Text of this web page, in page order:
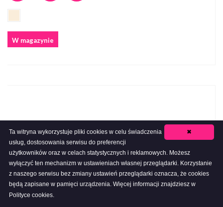
W magazynie
✖
Ta witryna wykorzystuje pliki cookies w celu świadczenia
usług, dostosowania serwisu do preferencji
użytkowników oraz w celach statystycznych i reklamowych. Możesz
wyłączyć ten mechanizm w ustawieniach własnej przeglądarki. Korzystanie
z naszego serwisu bez zmiany ustawień przeglądarki oznacza, że cookies
będą zapisane w pamięci urządzenia. Więcej informacji znajdziesz w
Polityce cookies.